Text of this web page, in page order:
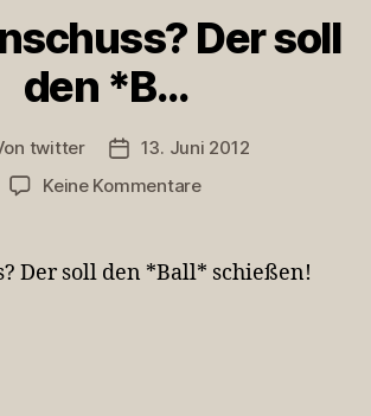
Der soll
den *B…
twitter Veröffentlichungsdatum
13. Juni 2012
Keine Kommentarezu
soll
Der soll den *Ball* schießen!